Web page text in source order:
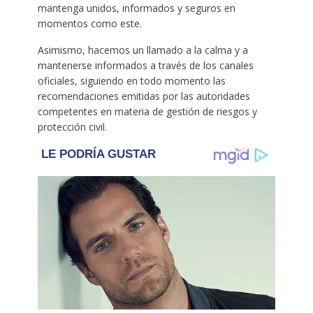
mantenga unidos, informados y seguros en
momentos como este.
Asimismo, hacemos un llamado a la calma y a
mantenerse informados a través de los canales
oficiales, siguiendo en todo momento las
recomendaciones emitidas por las autoridades
competentes en materia de gestión de riesgos y
protección civil.